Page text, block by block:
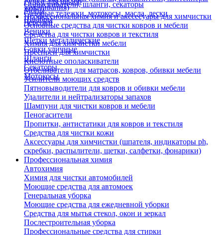
Мопы
Швабры
Опрыскиватели, шланги, секаторы
Садовые тележки, мотокосы, масла, лески
Черенки
Веники
Щетки металлические
Совки уличные
Шланги
Секаторы
Мотокосы
замачивания)
Профессиональная химия и акссесуары для химчистки
Основные средства для чистки ковров и мебели
Средства для чистки ковров и текстиля
Химия для химчистки мебели
Преспреи для химчистки
Кислотные ополаскиватели
Отбеливатели для матрасов, ковров, обивки мебели
Усилители моющих средств
Пятновыводители для ковров и обивки мебели
Удалители и нейтрализаторы запахов
Шампуни для чистки ковров и мебели
Пеногасители
Пропитки, антистатики для ковров и текстиля
Средства для чистки кожи
Аксессуары для химчистки (шпателя, индикаторы ph,
скребки, распылители, щетки, салфетки, фонарики)
Профессиональная химия
Автохимия
Химия для чистки автомобилей
Моющие средства для автомоек
Генеральная уборка
Моющие средства для ежедневной уборки
Средства для мытья стекол, окон и зеркал
Послестроительная уборка
Профессиональные средства для стирки